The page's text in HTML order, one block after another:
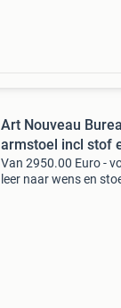
Art Nouveau
armstoel incl stof
Van 2950.00 Euro -
leer naar wens en